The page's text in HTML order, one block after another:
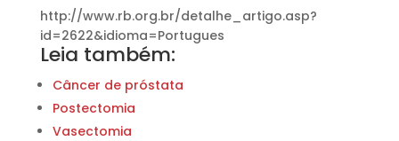
http://www.rb.org.br/detalhe_artigo.asp?
id=2622&idioma=Portugues
Leia também:
Câncer de próstata
Postectomia
Vasectomia